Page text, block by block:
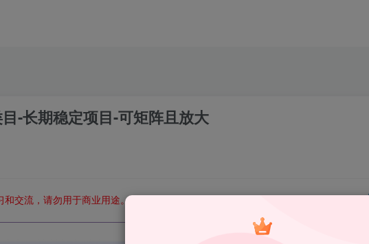
-长期稳定项目-可矩阵且放大
交流，请勿用于商业用途。如有侵权、不妥之处，请第一时间联系我们删除！Q群：